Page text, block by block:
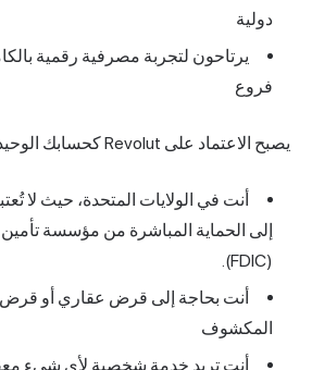
دولية
يرتاحون لتجربة مصرفية رقمية
فروع
يصبح الاعتماد على Revolut كحسابك الوحيد أكثر صعوبة عندما:
إلى الحماية المباشرة من مؤسسة تأمين
(FDIC).
أنت بحاجة إلى قرض عقاري أو
المكشوف
أنت تريد خدمة شخصية لأي شيء